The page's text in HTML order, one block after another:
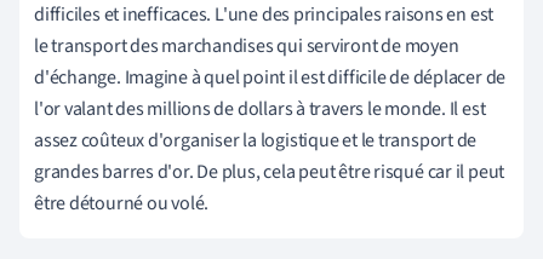
difficiles et inefficaces. L'une des principales raisons en est
le transport des marchandises qui serviront de moyen
d'échange. Imagine à quel point il est difficile de déplacer de
l'or valant des millions de dollars à travers le monde. Il est
assez coûteux d'organiser la logistique et le transport de
grandes barres d'or. De plus, cela peut être risqué car il peut
être détourné ou volé.